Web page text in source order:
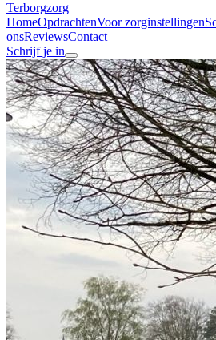
Terborgzorg
HomeOpdrachtenVoor zorginstellingen
onsReviewsContact
Schrijf je in